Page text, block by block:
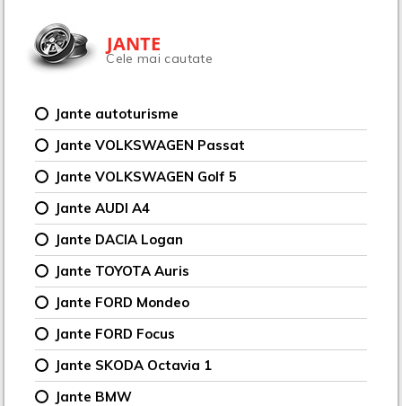
JANTE
Cele mai cautate
Jante autoturisme
Jante VOLKSWAGEN Passat
Jante VOLKSWAGEN Golf 5
Jante AUDI A4
Jante DACIA Logan
Jante TOYOTA Auris
Jante FORD Mondeo
Jante FORD Focus
Jante SKODA Octavia 1
Jante BMW